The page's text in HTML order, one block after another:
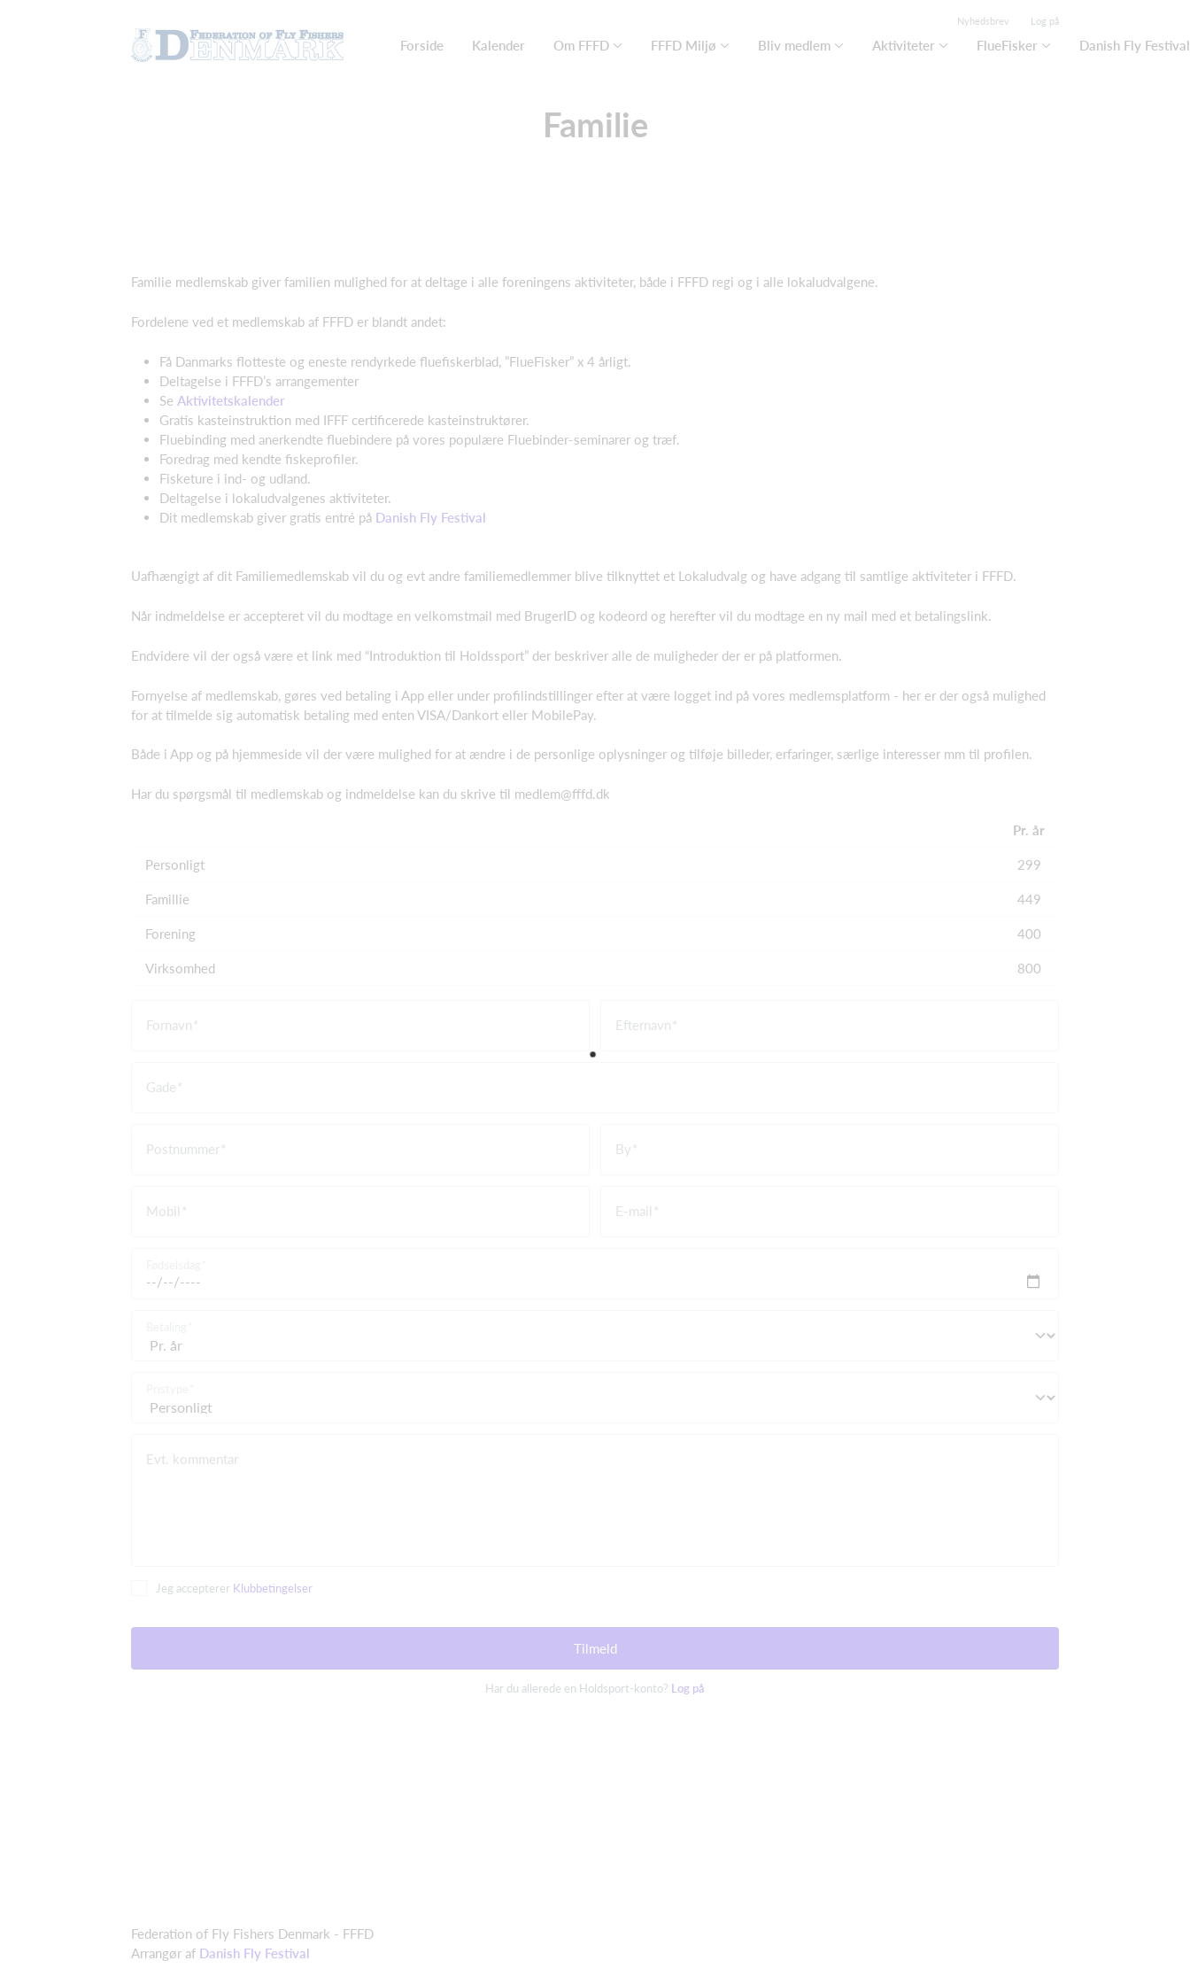
Nyhedsbrev Log på
Forside Kalender Om FFFD FFFD Miljø Bliv medlem Aktiviteter FlueFisker Danish Fly Festival
Familie
Familie medlemskab giver familien mulighed for at deltage i alle foreningens aktiviteter, både i FFFD regi og i alle lokaludvalgene.
Fordelene ved et medlemskab af FFFD er blandt andet:
Få Danmarks flotteste og eneste rendyrkede fluefiskerblad, ”FlueFisker” x 4 årligt.
Deltagelse i FFFD’s arrangementer
Se Aktivitetskalender
Gratis kasteinstruktion med IFFF certificerede kasteinstruktører.
Fluebinding med anerkendte fluebindere på vores populære Fluebinder-seminarer og træf.
Foredrag med kendte fiskeprofiler.
Fisketure i ind- og udland.
Deltagelse i lokaludvalgenes aktiviteter.
Dit medlemskab giver gratis entré på Danish Fly Festival
Uafhængigt af dit Familiemedlemskab vil du og evt andre familiemedlemmer blive tilknyttet et Lokaludvalg og have adgang til samtlige aktiviteter i FFFD.
Når indmeldelse er accepteret vil du modtage en velkomstmail med BrugerID og kodeord og herefter vil du modtage en ny mail med et betalingslink.
Endvidere vil der også være et link med “Introduktion til Holdssport” der beskriver alle de muligheder der er på platformen.
Fornyelse af medlemskab, gøres ved betaling i App eller under profilindstillinger efter at være logget ind på vores medlemsplatform - her er der også mulighed
for at tilmelde sig automatisk betaling med enten VISA/Dankort eller MobilePay.
Både i App og på hjemmeside vil der være mulighed for at ændre i de personlige oplysninger og tilføje billeder, erfaringer, særlige interesser mm til profilen.
Har du spørgsmål til medlemskab og indmeldelse kan du skrive til medlem@fffd.dk
Pr. år
Personligt 299
Famillie 449
Forening 400
Virksomhed 800
Fornavn Efternavn
Gade
Postnummer By
Mobil E-mail
Evt. kommentar
Jeg accepterer Klubbetingelser
Tilmeld
Har du allerede en Holdsport-konto? Log på
Federation of Fly Fishers Denmark - FFFD
Arrangør af Danish Fly Festival